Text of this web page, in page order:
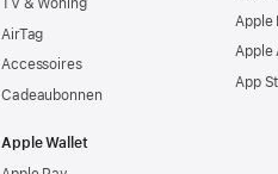
TV & Woning
AirTag
Accessoires
Cadeaubonnen
Apple Wallet
Apple
Apple
App